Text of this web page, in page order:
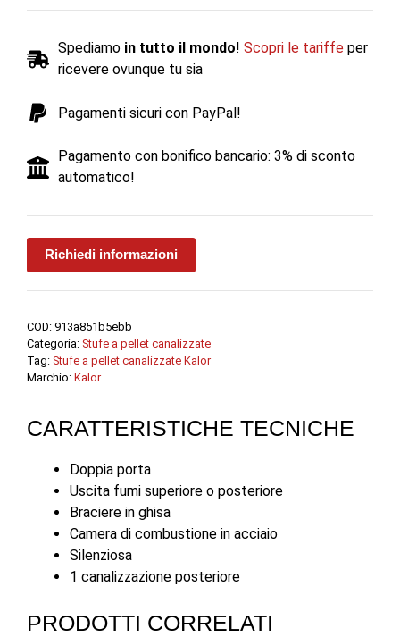
pellet
EVO
5.0
-
quantità
Spediamo in tutto il mondo! Scopri le tariffe per
ricevere ovunque tu sia
Pagamenti sicuri con PayPal!
Pagamento con bonifico bancario: 3% di sconto
automatico!
Richiedi informazioni
COD: 913a851b5ebb
Categoria: Stufe a pellet canalizzate
Tag: Stufe a pellet canalizzate Kalor
Marchio: Kalor
CARATTERISTICHE TECNICHE
Doppia porta
Uscita fumi superiore o posteriore
Braciere in ghisa
Camera di combustione in acciaio
Silenziosa
1 canalizzazione posteriore
PRODOTTI CORRELATI